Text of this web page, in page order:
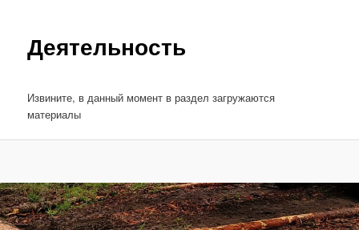
Деятельность
Извините, в данный момент в раздел загружаются
материалы